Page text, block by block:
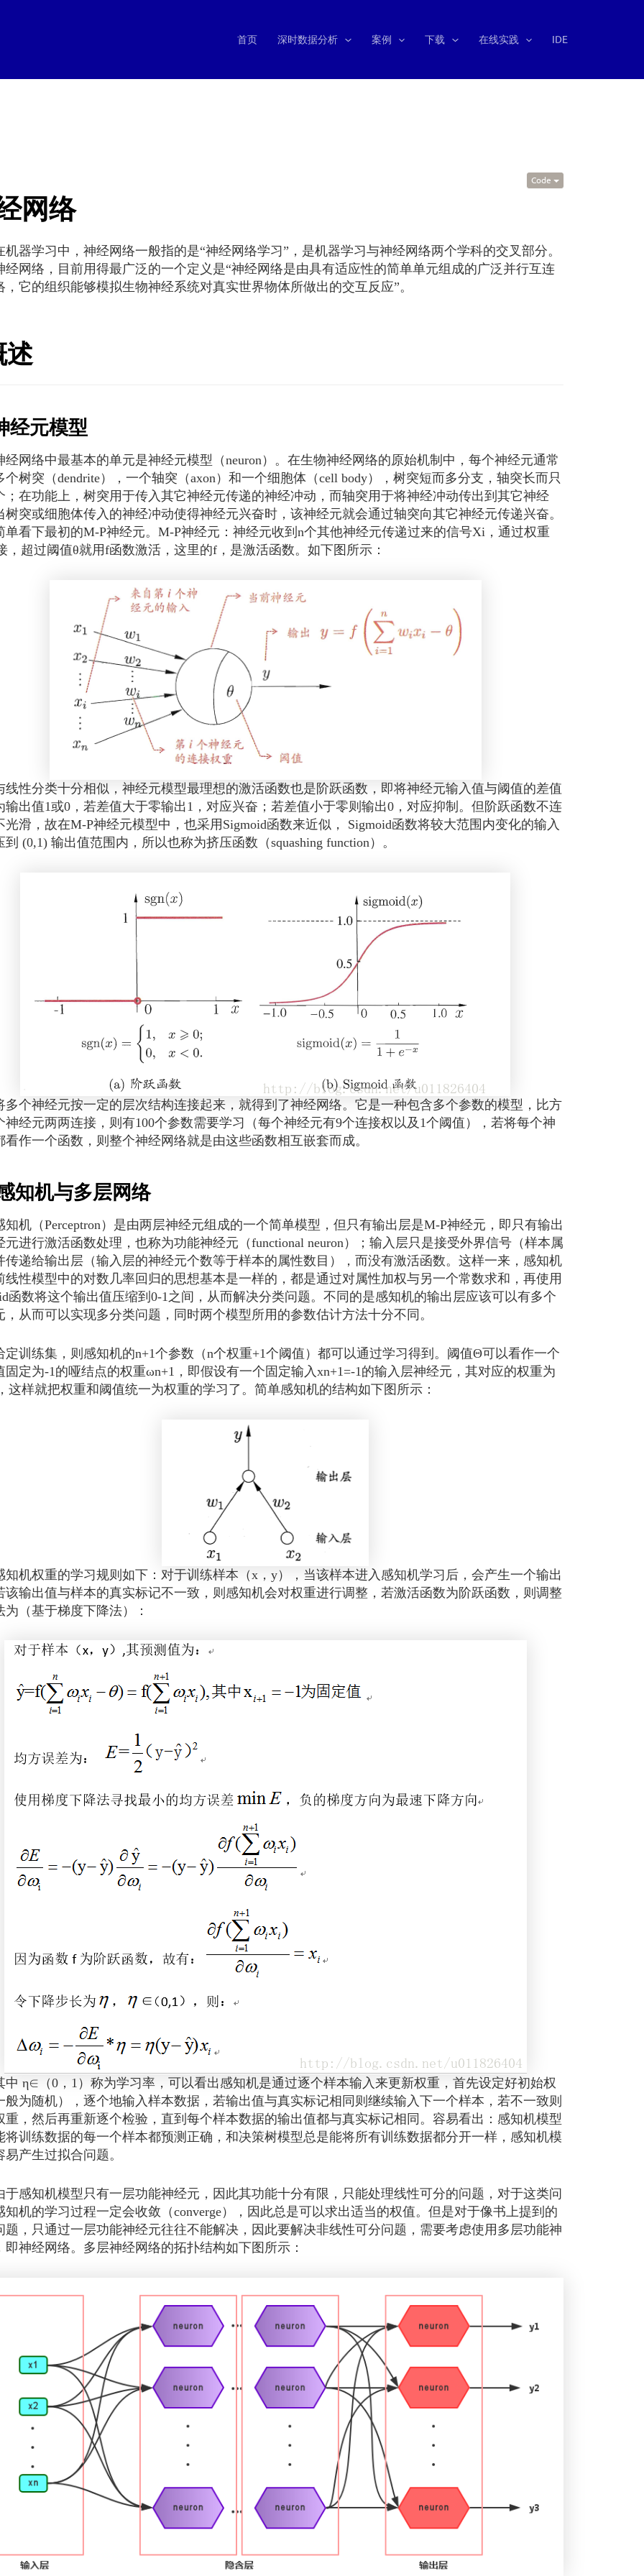
首页 深时数据分析 案例 下载 在线实践 IDE
Code
网络
学习中，神经网络一般指的是“神经网络学习”，是机器学习与神经网络两个学科的交叉部分。
经网络，目前用得最广泛的一个定义是“神经网络是由具有适应性的简单单元组成的广泛并行互连
，它的组织能够模拟生物神经系统对真实世界物体所做出的交互反应”。
经元模型
络中最基本的单元是神经元模型（neuron）。在生物神经网络的原始机制中，每个神经元通常
个树突（dendrite），一个轴突（axon）和一个细胞体（cell body），树突短而多分支，轴突长而只
；在功能上，树突用于传入其它神经元传递的神经冲动，而轴突用于将神经冲动传出到其它神经
树突或细胞体传入的神经冲动使得神经元兴奋时，该神经元就会通过轴突向其它神经元传递兴奋。
下最初的M-P神经元。M-P神经元：神经元收到n个其他神经元传递过来的信号Xi，通过权重
，超过阈值θ就用f函数激活，这里的f，是激活函数。如下图所示：
分类十分相似，神经元模型最理想的激活函数也是阶跃函数，即将神经元输入值与阈值的差值
输出值1或0，若差值大于零输出1，对应兴奋；若差值小于零则输出0，对应抑制。但阶跃函数不连
光滑，故在M-P神经元模型中，也采用Sigmoid函数来近似， Sigmoid函数将较大范围内变化的输入
到 (0,1) 输出值范围内，所以也称为挤压函数（squashing function）。
神经元按一定的层次结构连接起来，就得到了神经网络。它是一种包含多个参数的模型，比方
神经元两两连接，则有100个参数需要学习（每个神经元有9个连接权以及1个阈值），若将每个神
看作一个函数，则整个神经网络就是由这些函数相互嵌套而成。
知机与多层网络
（Perceptron）是由两层神经元组成的一个简单模型，但只有输出层是M-P神经元，即只有输出
元进行激活函数处理，也称为功能神经元（functional neuron）；输入层只是接受外界信号（样本属
传递给输出层（输入层的神经元个数等于样本的属性数目），而没有激活函数。这样一来，感知机
线性模型中的对数几率回归的思想基本是一样的，都是通过对属性加权与另一个常数求和，再使用
函数将这个输出值压缩到0-1之间，从而解决分类问题。不同的是感知机的输出层应该可以有多个
，从而可以实现多分类问题，同时两个模型所用的参数估计方法十分不同。
练集，则感知机的n+1个参数（n个权重+1个阈值）都可以通过学习得到。阈值Θ可以看作一个
固定为-1的哑结点的权重ωn+1，即假设有一个固定输入xn+1=-1的输入层神经元，其对应的权重为
这样就把权重和阈值统一为权重的学习了。简单感知机的结构如下图所示：
权重的学习规则如下：对于训练样本（x，y），当该样本进入感知机学习后，会产生一个输出
该输出值与样本的真实标记不一致，则感知机会对权重进行调整，若激活函数为阶跃函数，则调整
为（基于梯度下降法）：
（0，1）称为学习率，可以看出感知机是通过逐个样本输入来更新权重，首先设定好初始权
般为随机），逐个地输入样本数据，若输出值与真实标记相同则继续输入下一个样本，若不一致则
重，然后再重新逐个检验，直到每个样本数据的输出值都与真实标记相同。容易看出：感知机模型
将训练数据的每一个样本都预测正确，和决策树模型总是能将所有训练数据都分开一样，感知机模
易产生过拟合问题。
知机模型只有一层功能神经元，因此其功能十分有限，只能处理线性可分的问题，对于这类问
知机的学习过程一定会收敛（converge），因此总是可以求出适当的权值。但是对于像书上提到的
题，只通过一层功能神经元往往不能解决，因此要解决非线性可分问题，需要考虑使用多层功能神
即神经网络。多层神经网络的拓扑结构如下图所示：